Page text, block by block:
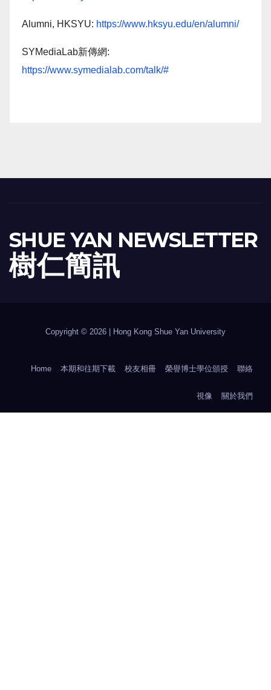
Alumni, HKSYU: https://www.hksyu.edu/en/alumni/
SYMediaLab新傳網:
https://www.symedialab.com/talk/#
SHUE YAN NEWSLETTER
樹 仁 簡 訊
Copyright © 2026 | Hong Kong Shue Yan University
Home 本期和往期下載 校友相冊 榮譽博士學位頒授 聯絡
視像 關於我們